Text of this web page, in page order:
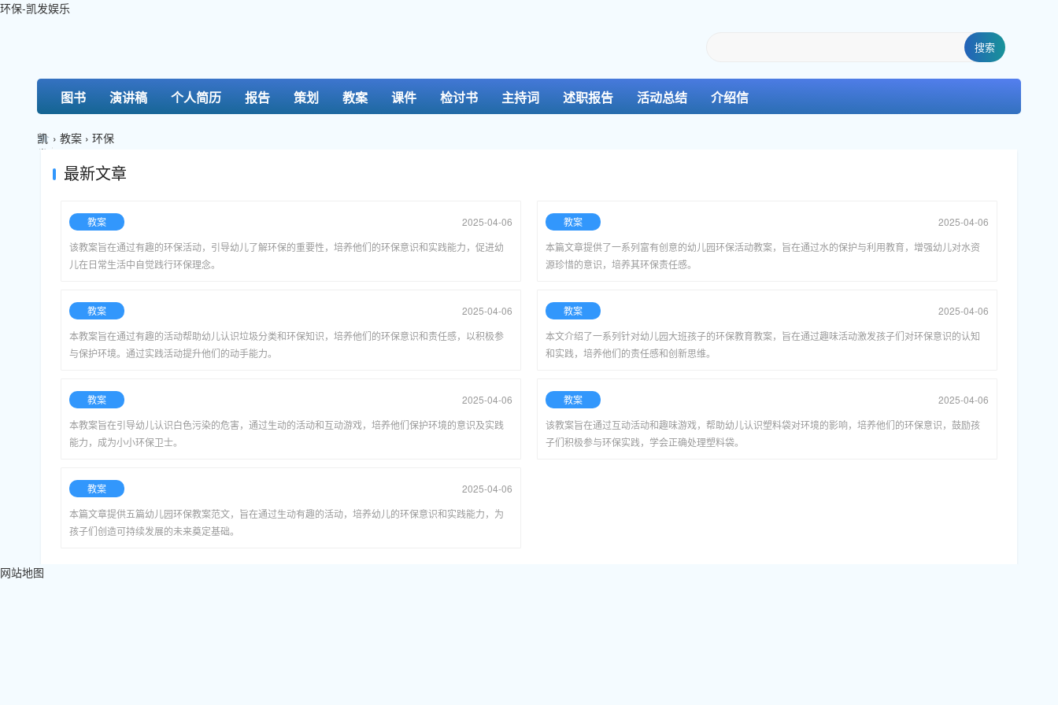
环保-凯发娱乐
搜索
图书 演讲稿 个人简历 报告 策划 教案 课件 检讨书 主持词 述职报告 活动总结 介绍信
凯
发
› 教案 › 环保
最新文章
教案
2025-04-06
该教案旨在通过有趣的环保活动，引导幼儿了解环保的重要性，培养他们的环保意识和实践能力，促进幼
儿在日常生活中自觉践行环保理念。
教案
2025-04-06
本篇文章提供了一系列富有创意的幼儿园环保活动教案，旨在通过水的保护与利用教育，增强幼儿对水资
源珍惜的意识，培养其环保责任感。
教案
2025-04-06
本教案旨在通过有趣的活动帮助幼儿认识垃圾分类和环保知识，培养他们的环保意识和责任感，以积极参
与保护环境。通过实践活动提升他们的动手能力。
教案
2025-04-06
本文介绍了一系列针对幼儿园大班孩子的环保教育教案，旨在通过趣味活动激发孩子们对环保意识的认知
和实践，培养他们的责任感和创新思维。
教案
2025-04-06
本教案旨在引导幼儿认识白色污染的危害，通过生动的活动和互动游戏，培养他们保护环境的意识及实践
能力，成为小小环保卫士。
教案
2025-04-06
该教案旨在通过互动活动和趣味游戏，帮助幼儿认识塑料袋对环境的影响，培养他们的环保意识，鼓励孩
子们积极参与环保实践，学会正确处理塑料袋。
教案
2025-04-06
本篇文章提供五篇幼儿园环保教案范文，旨在通过生动有趣的活动，培养幼儿的环保意识和实践能力，为
孩子们创造可持续发展的未来奠定基础。
网站地图